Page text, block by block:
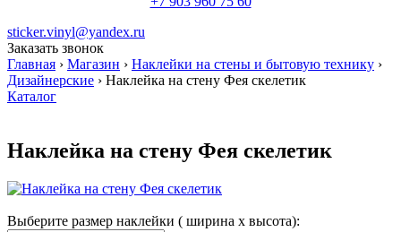
sticker.vinyl@yandex.ru
Заказать звонок
Главная › Магазин › Наклейки на стены и бытовую технику ›
Дизайнерские › Наклейка на стену Фея скелетик
Каталог
Наклейка на стену Фея скелетик
Выберите размер наклейки ( ширина х высота):